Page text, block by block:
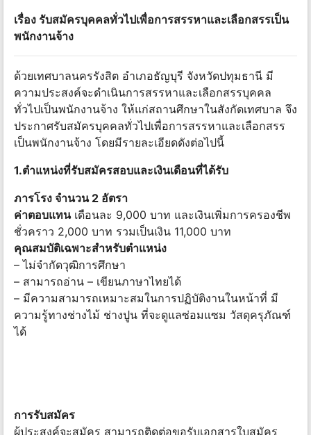
เรื่อง รับสมัครบุคคลทั่วไปเพื่อการสรรหาและเลือกสรรเป็น
พนักงานจ้าง
ด้วยเทศบาลนครรังสิต อําเภอธัญบุรี จังหวัดปทุมธานี มี
ความประสงค์จะดําเนินการสรรหาและเลือกสรรบุคคล
ทั่วไปเป็นพนักงานจ้าง ให้แก่สถานศึกษาในสังกัดเทศบาล จึง
ประกาศรับสมัครบุคคลทั่วไปเพื่อการสรรหาและเลือกสรร
เป็นพนักงานจ้าง โดยมีรายละเอียดดังต่อไปนี้
1.ตําแหน่งที่รับสมัครสอบและเงินเดือนที่ได้รับ
ภารโรง จำนวน 2 อัตรา
ค่าตอบแทนเดือนละ 9,000 บาท และเงินเพิ่มการครองชีพ
ชั่วคราว 2,000 บาท รวมเป็นเงิน 11,000 บาท
คุณสมบัติเฉพาะสำหรับตำแหน่ง
– ไม่จำกัดวุฒิการศึกษา
– สามารถอ่าน – เขียนภาษาไทยได้
– มีความสามารถเหมาะสมในการปฏิบัติงานในหน้าที่ มี
ความรู้ทางช่างไม้ ช่างปูน ที่จะดูแลซ่อมแซม วัสดุครุภัณฑ์
ได้
การรับสมัคร
ผู้ประสงค์จะสมัคร สามารถติดต่อขอรับเอกสารใบสมัคร